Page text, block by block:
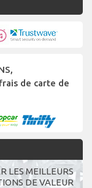
de carte de
LES MEILLEURS
DE VALEUR